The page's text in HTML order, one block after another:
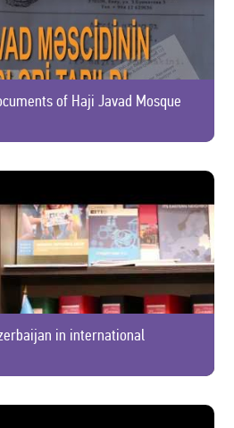
of Haji Javad Mosque
in international